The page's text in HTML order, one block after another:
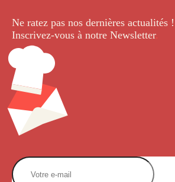
Ne ratez pas nos dernières actualités !
Inscrivez-vous à notre Newsletter.